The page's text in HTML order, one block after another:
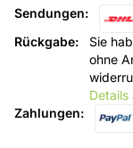
Sendungen:
Rückgabe:
Sie
ohne
Details
Zahlungen: